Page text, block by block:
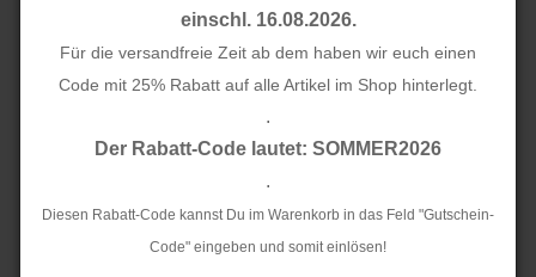
einschl. 16.08.2026.
Für die versandfreie Zeit ab dem haben wir euch einen
Code mit 25% Rabatt auf alle Artikel im Shop hinterlegt.
.
Der Rabatt-Code lautet: SOMMER2026
.
Diesen Rabatt-Code kannst Du im Warenkorb in das Feld "Gutschein-
Code" eingeben und somit einlösen!